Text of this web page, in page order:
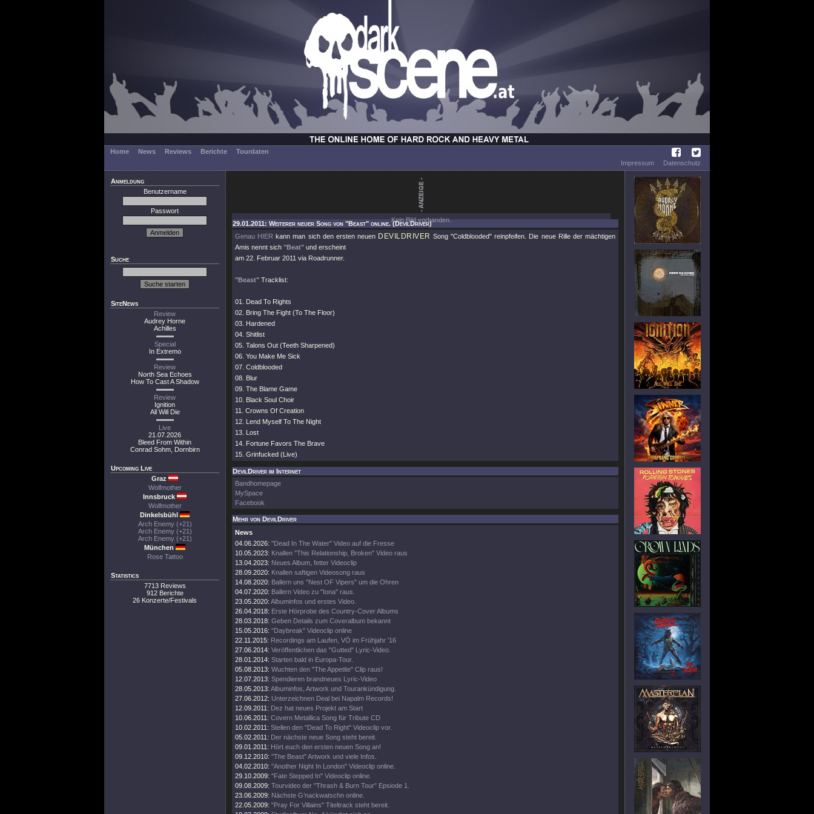
Home News Reviews Berichte
Tourdaten
Impressum
Datenschutz
Anmeldung
Benutzername
Passwort
Suche
SiteNews
Review
Audrey Horne
Achilles
Special
In Extremo
Review
North Sea Echoes
How To Cast A Shadow
Review
Ignition
All Will Die
Live
21.07.2026
Bleed From Within
Conrad Sohm, Dornbirn
Upcoming Live
Graz
Wolfmother
Innsbruck
Wolfmother
Dinkelsbühl
Arch Enemy (+21)
Arch Enemy (+21)
Arch Enemy (+21)
München
Rose Tattoo
Statistics
7713 Reviews
912 Berichte
26 Konzerte/Festivals
Kein Bild vorhanden.
29.01.2011: Weiterer neuer Song von "Beast" online. (DevilDriver)
Genau HIER kann man sich den ersten neuen DEVILDRIVER Song"Coldblooded" reinpfeifen. Die neue Rille der mächtigen
Amis nennt sich "Beat" und erscheint
am 22. Februar 2011 via Roadrunner.
"Beast" Tracklist:
01. Dead To Rights
02. Bring The Fight (To The Floor)
03. Hardened
04. Shitlist
05. Talons Out (Teeth Sharpened)
06. You Make Me Sick
07. Coldblooded
08. Blur
09. The Blame Game
10. Black Soul Choir
11. Crowns Of Creation
12. Lend Myself To The Night
13. Lost
14. Fortune Favors The Brave
15. Grinfucked (Live)
DevilDriver im Internet
Bandhomepage
MySpace
Facebook
Mehr von DevilDriver
News
04.06.2026: "Dead In The Water" Video auf die Fresse
10.05.2023: Knallen "This Relationship, Broken" Video raus
13.04.2023: Neues Album, fetter Videoclip
28.09.2020: Knallen saftigen Videosong raus
14.08.2020: Ballern uns "Nest OF Vipers" um die Ohren
04.07.2020: Ballern Video zu "Iona" raus.
23.05.2020: Albuminfos und erstes Video.
26.04.2018: Erste Hörprobe des Country-Cover Albums
28.03.2018: Geben Details zum Coveralbum bekannt
15.05.2016: "Daybreak" Videoclip online
22.11.2015: Recordings am Laufen, VÖ im Frühjahr '16
27.06.2014: Veröffentlichen das "Gutted" Lyric-Video.
28.01.2014: Starten bald in Europa-Tour.
05.08.2013: Wuchten den "The Appetite" Clip raus!
12.07.2013: Spendieren brandneues Lyric-Video
28.05.2013: Albuminfos, Artwork und Tourankündigung.
27.06.2012: Unterzeichnen Deal bei Napalm Records!
12.09.2011: Dez hat neues Projekt am Start
10.06.2011: Covern Metallica Song für Tribute CD
10.02.2011: Stellen den "Dead To Right" Videoclip vor.
05.02.2011: Der nächste neue Song steht bereit.
09.01.2011: Hört euch den ersten neuen Song an!
09.12.2010: "The Beast" Artwork und viele Infos.
04.02.2010: "Another Night In London" Videoclip online.
29.10.2009: "Fate Stepped In" Videoclip online.
09.08.2009: Tourvideo der "Thrash & Burn Tour" Epsiode 1.
23.06.2009: Nächste G’nackwatschn online.
22.05.2009: "Pray For Villains" Titeltrack steht bereit.